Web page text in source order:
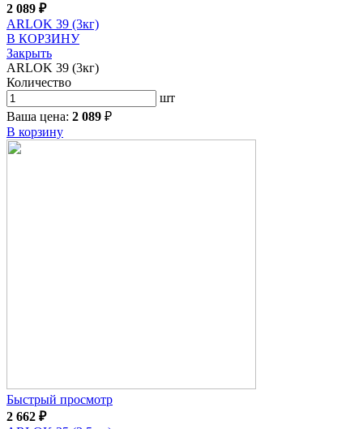
2 089 ₽
ARLOK 39 (3кг)
В КОРЗИНУ
Закрыть
ARLOK 39 (3кг)
Количество
шт
Ваша цена: 2 089 ₽
В корзину
Быстрый просмотр
2 662 ₽